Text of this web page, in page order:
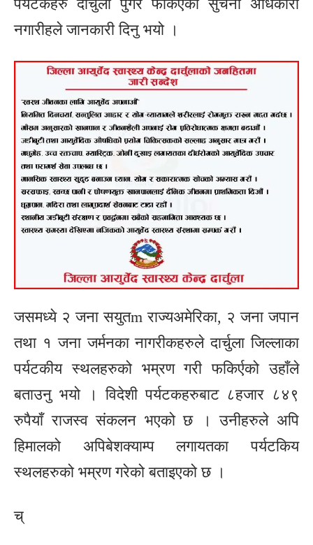
पर्यटकहरु दार्चुला पुगेर फर्किएको सुचना अधिकारी
नगारीहले जानकारी दिनु भयो ।
जसमध्ये २ जना सयुतm राज्यअमेरिका, २ जना जपान
तथा १ जना जर्मनका नागरीकहरुले दार्चुला जिल्लाका
पर्यटकीय स्थलहरुको भम्रण गरी फकिर्एको उहाँले
बताउनु भयो । विदेशी पर्यटकहरुबाट ८हजार ८४९
रुपैयाँ राजस्व संकलन भएको छ । उनीहरुले अपि
हिमालको अपिबेशक्याम्प लगायतका पर्यटकिय
स्थलहरुको भम्रण गरेको बताइएको छ ।
च्